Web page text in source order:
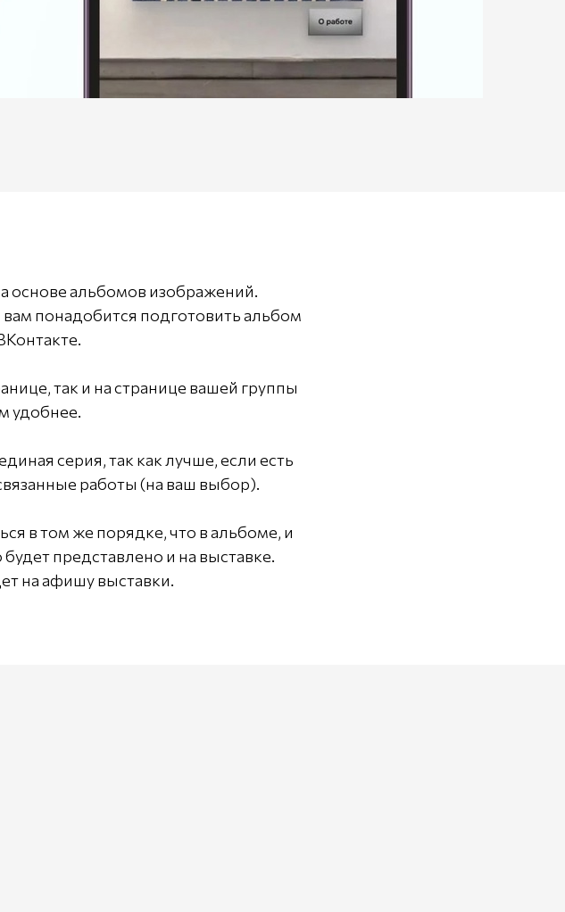
основе альбомов изображений.
понадобится подготовить альбом
так и на странице вашей группы
удобнее.
серия, так как лучше, если есть
работы (на ваш выбор).
в том же порядке, что в альбоме, и
представлено и на выставке.
на афишу выставки.